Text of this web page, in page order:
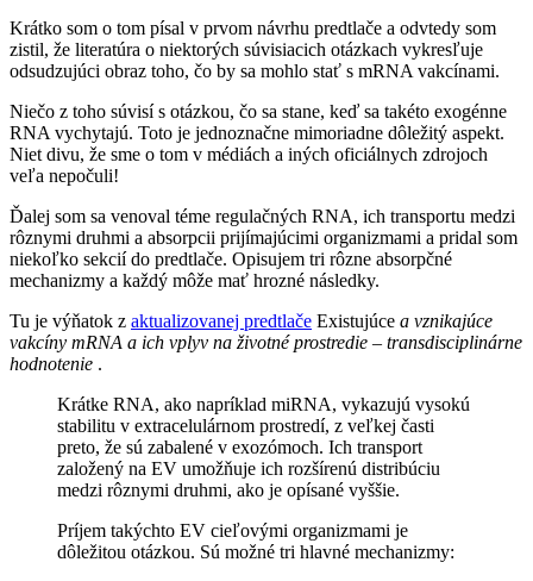
Krátko som o tom písal v prvom návrhu predtlače a odvtedy som
zistil, že literatúra o niektorých súvisiacich otázkach vykresľuje
odsudzujúci obraz toho, čo by sa mohlo stať s mRNA vakcínami.
Niečo z toho súvisí s otázkou, čo sa stane, keď sa takéto exogénne
RNA vychytajú. Toto je jednoznačne mimoriadne dôležitý aspekt.
Niet divu, že sme o tom v médiách a iných oficiálnych zdrojoch
veľa nepočuli!
Ďalej som sa venoval téme regulačných RNA, ich transportu medzi
rôznymi druhmi a absorpcii prijímajúcimi organizmami a pridal som
niekoľko sekcií do predtlače. Opisujem tri rôzne absorpčné
mechanizmy a každý môže mať hrozné následky.
Tu je výňatok z aktualizovanej predtlače Existujúce a vznikajúce
vakcíny mRNA a ich vplyv na životné prostredie – transdisciplinárne
hodnotenie .
Krátke RNA, ako napríklad miRNA, vykazujú vysokú
stabilitu v extracelulárnom prostredí, z veľkej časti
preto, že sú zabalené v exozómoch. Ich transport
založený na EV umožňuje ich rozšírenú distribúciu
medzi rôznymi druhmi, ako je opísané vyššie.
Príjem takýchto EV cieľovými organizmami je
dôležitou otázkou. Sú možné tri hlavné mechanizmy: